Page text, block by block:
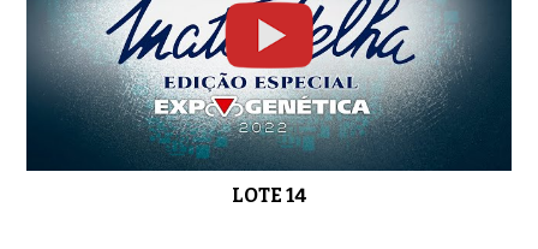
LOTE 14